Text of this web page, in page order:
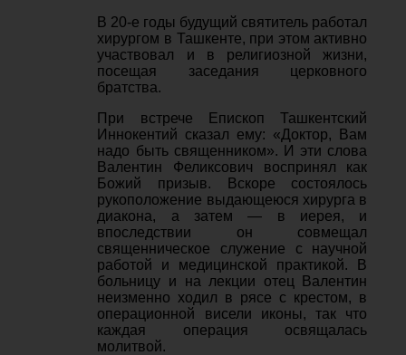
В 20-е годы будущий святитель работал
хирургом в Ташкенте, при этом активно
участвовал и в религиозной жизни,
посещая заседания церковного
братства.
При встрече Епископ Ташкентский
Иннокентий сказал ему: «Доктор, Вам
надо быть священником». И эти слова
Валентин Феликсович воспринял как
Божий призыв. Вскоре состоялось
рукоположение выдающеюся хирурга в
диакона, а затем — в иерея, и
впоследствии он совмещал
священническое служение с научной
работой и медицинской практикой. В
больницу и на лекции отец Валентин
неизменно ходил в рясе с крестом, в
операционной висели иконы, так что
каждая операция освящалась
молитвой.